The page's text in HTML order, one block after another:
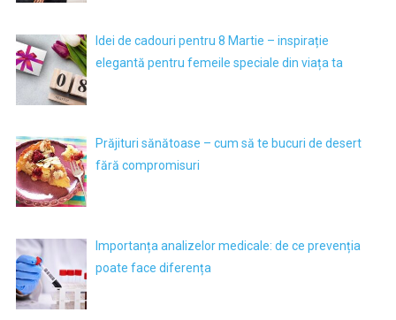
Idei de cadouri pentru 8 Martie – inspirație
elegantă pentru femeile speciale din viața ta
Prăjituri sănătoase – cum să te bucuri de desert
fără compromisuri
Importanța analizelor medicale: de ce prevenția
poate face diferența